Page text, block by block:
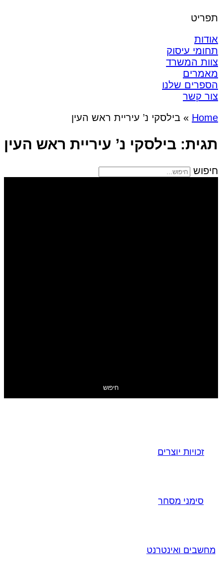
תפריט
אודות
תחומי עיסוק
צוות המשרד
מאמרים
הספרים שלנו
צור קשר
Home
» בילסקי נ’ עיריית ראש העין
תגית: בילסקי נ’ עיריית ראש העין
חיפוש
חיפוש
זכויות יוצרים
סימני מסחר
מחשבים ואינטרנט